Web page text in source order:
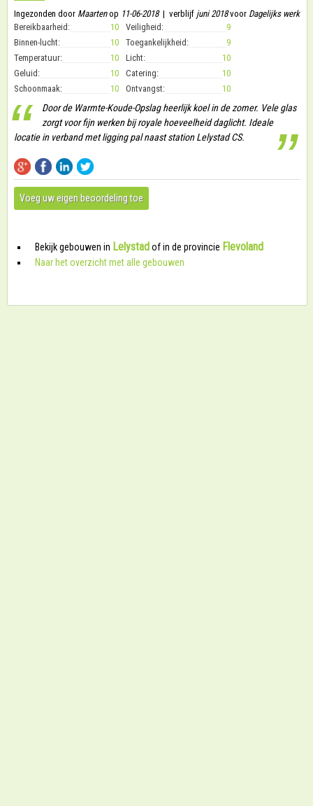
Ingezonden door Maartenop 11-06-2018| verblijf juni 2018voor Dagelijks werk
Bereikbaarheid:
10 Veiligheid:
9
Binnen-lucht:
10 Toegankelijkheid:
9
Temperatuur:
10 Licht:
10
Geluid:
10 Catering:
10
Schoonmaak:
10 Ontvangst: 10
“
Door de Warmte-Koude-Opslag heerlijk koel in de zomer. Vele glas
zorgt voor fijn werken bij royale hoeveelheid daglicht. Ideale
locatie in verband met ligging pal naast station Lelystad CS.
”
Voeg uw eigen beoordeling toe
Bekijk gebouwen in Lelystad of in de provincie Flevoland
Naar het overzicht met alle gebouwen